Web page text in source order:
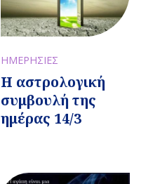
ΗΜΕΡΗΣΙΕΣ
Η αστρολογική
συμβουλή της
ημέρας 14/3